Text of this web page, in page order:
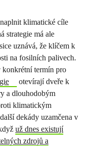
klimatické cíle
strategie má ale
uznává, že klíčem k
na fosilních palivech.
konkrétní termín pro
otevírají dveře k
a dlouhodobým
klimatickým
dekády uzamčena v
už dnes existují
zdrojů a